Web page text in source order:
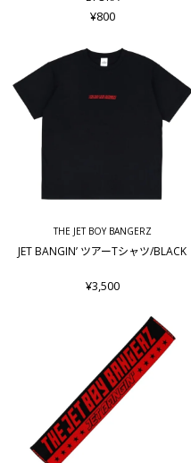
¥800
THE JET BOY BANGERZ
JET BANGIN’ ツアーTシャツ/BLACK
¥3,500